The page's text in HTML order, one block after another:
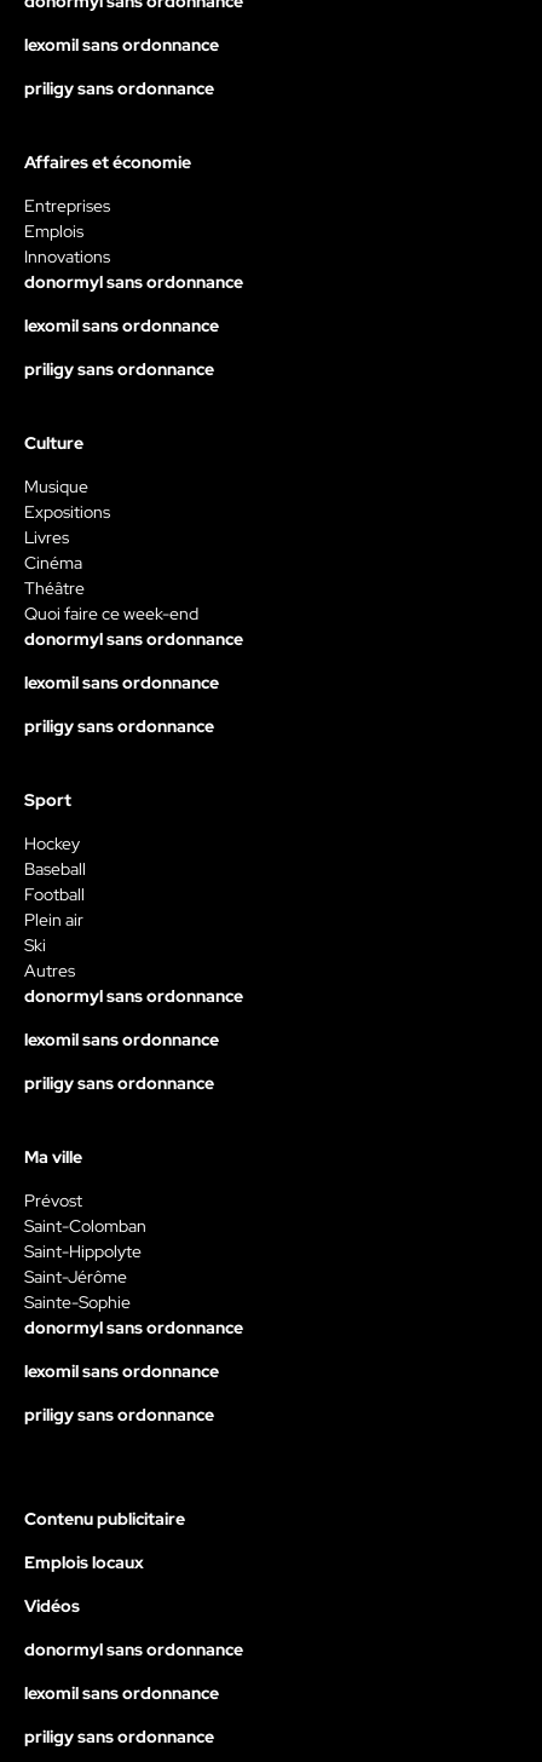
lexomil sans ordonnance
priligy sans ordonnance
Affaires et économie
Entreprises
Emplois
Innovations
donormyl sans ordonnance
lexomil sans ordonnance
priligy sans ordonnance
Culture
Musique
Expositions
Livres
Cinéma
Théâtre
Quoi faire ce week-end
donormyl sans ordonnance
lexomil sans ordonnance
priligy sans ordonnance
Sport
Hockey
Baseball
Football
Plein air
Ski
Autres
donormyl sans ordonnance
lexomil sans ordonnance
priligy sans ordonnance
Ma ville
Prévost
Saint-Colomban
Saint-Hippolyte
Saint-Jérôme
Sainte-Sophie
donormyl sans ordonnance
lexomil sans ordonnance
priligy sans ordonnance
Contenu publicitaire
Emplois locaux
Vidéos
donormyl sans ordonnance
lexomil sans ordonnance
priligy sans ordonnance